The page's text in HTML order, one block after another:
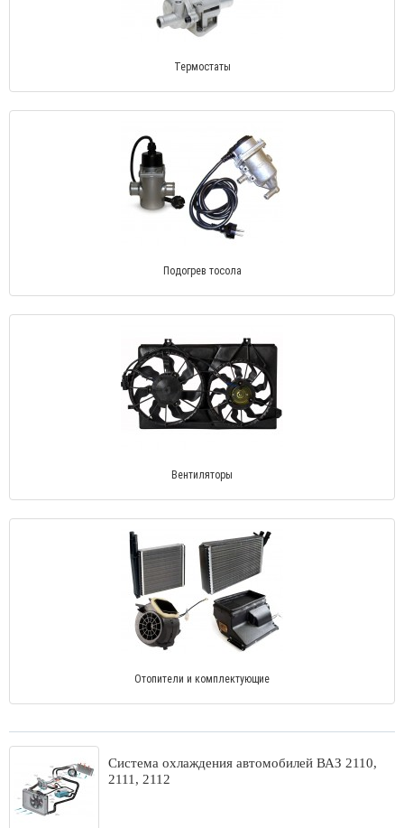
Термостаты
Подогрев тосола
Вентиляторы
Отопители и комплектующие
Система охлаждения автомобилей ВАЗ 2110,
2111, 2112